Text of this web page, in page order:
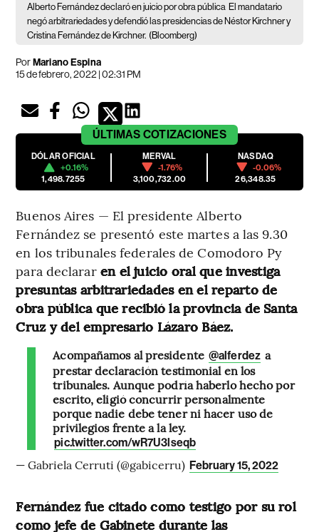
Alberto Fernández declaró en juicio por obra pública El mandatario
negó arbitrariedades y defendió las presidencias de Néstor Kirchner y
Cristina Fernández de Kirchner. (Bloomberg)
PorMariano Espina
15 de febrero, 2022 | 02:31 PM
ÚLTIMAS COTIZACIONES
DÓLAR OFICIAL
+0.16%
1,498.7255
MERVAL
-1.76%
3,100,732.00
NASDAQ
-0.06%
26,348.35
Buenos Aires — El presidente Alberto
Fernández se presentó este martes a las 9.30
en los tribunales federales de Comodoro Py
para declarar en el juicio oral que investiga
presuntas arbitrariedades en el reparto de
obra pública que recibió la provincia de Santa
Cruz y del empresario Lázaro Báez.
Acompañamos al presidente @alferdez a
prestar declaración testimonial en los
tribunales. Aunque podría haberlo hecho por
escrito, eligió concurrir personalmente
porque nadie debe tener ni hacer uso de
privilegios frente a la ley.
pic.twitter.com/wR7U3lseqb
— Gabriela Cerruti (@gabicerru) February 15, 2022
Fernández fue citado como testigo por su rol
como jefe de Gabinete durante las